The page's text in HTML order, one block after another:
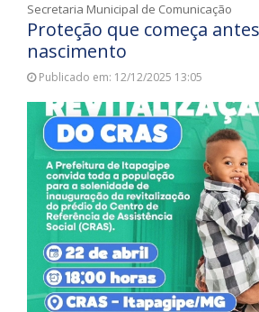
Secretaria Municipal de Comunicação
Proteção que começa
nascimento
Publicado em: 12/12/2025 13:05